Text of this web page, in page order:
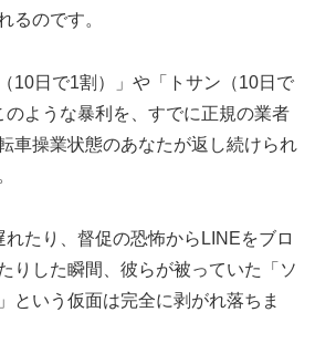
るのです。
10日で1割）」や「トサン（10日で
ような暴利を、すでに正規の業者
車操業状態のあなたが返し続けられ
たり、督促の恐怖からLINEをブロ
りした瞬間、彼らが被っていた「ソ
という仮面は完全に剥がれ落ちま